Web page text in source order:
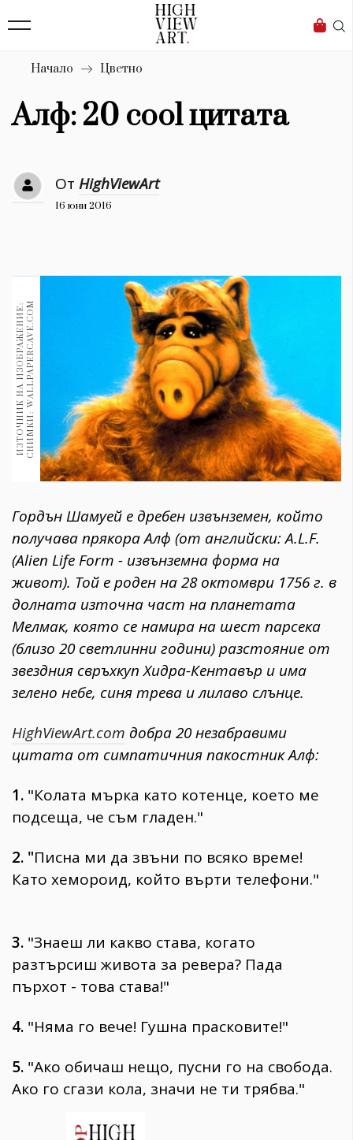
Бизнес
Мода
Dialogue
Изкуство
Красота
Дизайн
Книги
30+
Гурме 1709
Пътувай
237
Здраве
Gentlemen
382
Wellness
1816
ПОСЛЕДВАЙТЕ
НИ
Начало Цветно
Алф: 20 cool цитата
От HighViewArt
16 юни 2016
И
З
Т
О
Ч
Н
И
К
Н
А
И
З
О
Б
Р
А
Ж
Е
Н
И
Е
:
С
Н
И
М
К
И
:
W
A
L
L
P
A
P
E
R
C
A
V
E
.
C
OM
Гордън Шамуей е дребен извънземен, който
получава прякора Алф (от английски: A.L.F.
(Alien Life Form - извънземна форма на
живот). Той е роден на 28 октомври 1756 г. в
долната източна част на планетата
Мелмак, която се намира на шест парсека
(близо 20 светлинни години) разстояние от
звездния свръхкуп Хидра-Кентавър и има
зелено небе, синя трева и лилаво слънце.
HighViewArt.com добра 20 незабравими
цитата от симпатичния пакостник Алф:
1. "Колата мърка като котенце, което ме
подсеща, че съм гладен."
2. "Писна ми да звъни по всяко време!
Като хемороид, който върти телефони."
3. "Знаеш ли какво става, когато
разтърсиш живота за ревера? Пада
пърхот - това става!"
4. "Няма го вече! Гушна прасковите!"
5. "Ако обичаш нещо, пусни го на свобода.
Ако го сгази кола, значи не ти трябва."